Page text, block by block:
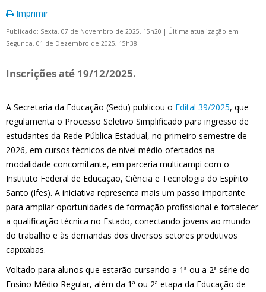
Imprimir
Publicado: Sexta, 07 de Novembro de 2025, 15h20 | Última atualização em
Segunda, 01 de Dezembro de 2025, 15h38
Inscrições até 19/12/2025.
A Secretaria da Educação (Sedu) publicou o Edital 39/2025, que
regulamenta o Processo Seletivo Simplificado para ingresso de
estudantes da Rede Pública Estadual, no primeiro semestre de
2026, em cursos técnicos de nível médio ofertados na
modalidade concomitante, em parceria multicampi com o
Instituto Federal de Educação, Ciência e Tecnologia do Espírito
Santo (Ifes). A iniciativa representa mais um passo importante
para ampliar oportunidades de formação profissional e fortalecer
a qualificação técnica no Estado, conectando jovens ao mundo
do trabalho e às demandas dos diversos setores produtivos
capixabas.
Voltado para alunos que estarão cursando a 1ª ou a 2ª série do
Ensino Médio Regular, além da 1ª ou 2ª etapa da Educação de